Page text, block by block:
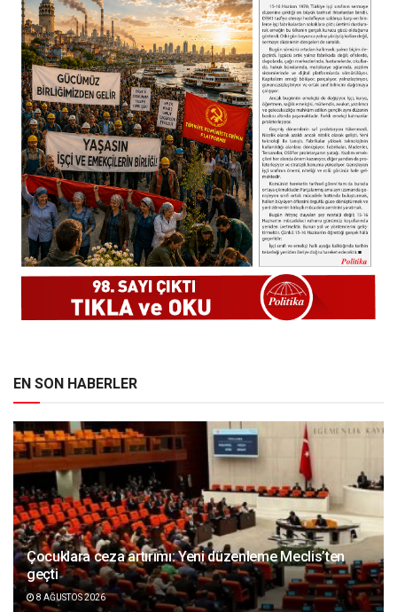
EN SON HABERLER
Çocuklara ceza artırımı: Yeni düzenleme Meclis’ten
geçti
8 AĞUSTOS 2026